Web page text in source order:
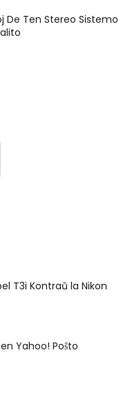
De Ten Stereo Sistemo
T3i Kontraŭ la Nikon
Yahoo! Poŝto